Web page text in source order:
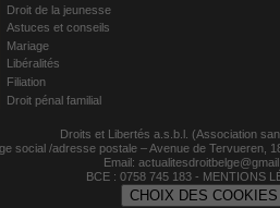
Droit de la jeunesse
Astuces et conseils
Mariage
Libéralités
Filiation
Droit pénal familial
Droits et Libertés a.s.b.l. (Association
social /adresse postale – Avenue de Tervueren,
Email:
BCE : 0758 745 183 - MENTIONS
CHOIX DES COOKIES